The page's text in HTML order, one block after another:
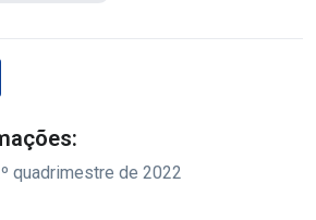
quadrimestre de 2022